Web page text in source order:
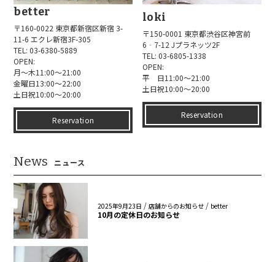
better
〒160-0022 東京都新宿区新宿 3-
11-6 エクレ新宿3F-305
TEL: 03-6380-5889
OPEN:
月～木11:00～21:00
金曜日13:00～22:00
土日祝10:00～20:00
Reservation
loki
〒150-0001 東京都渋谷区神宮前
6‐7-12 Jプラネッツ2F
TEL: 03-6805-1338
OPEN:
平 日11:00～21:00
土日祝10:00～20:00
Reservation
News ニュース
2025年9月23日 /店舗からのお知らせ / better
10月の定休日のお知らせ